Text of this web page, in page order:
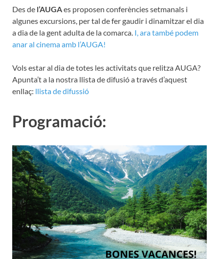
Des de l’AUGAes proposen conferències setmanals i
algunes excursions, per tal de fer gaudir i dinamitzar el dia
a dia de la gent adulta de la comarca. I, aratambé podem
anar al cinema amb l’AUGA!
Vols estar al dia de totes les activitats que relitza AUGA?
Apunta’t a la nostra llista de difusió a través d’aquest
enllaç: llista de difussió
Programació: